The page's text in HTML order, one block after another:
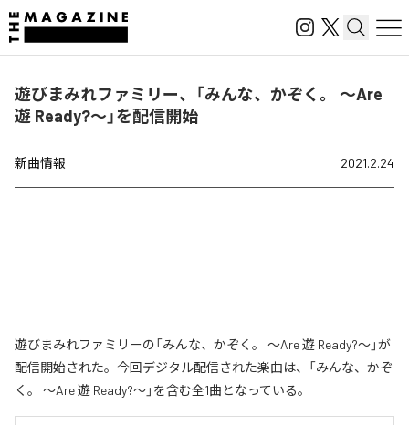
遊びまみれファミリー、「みんな、かぞく。 ～Are
遊 Ready?～」を配信開始
新曲情報 2021.2.24
遊びまみれファミリーの「みんな、かぞく。 ～Are 遊 Ready?～」が
配信開始された。今回デジタル配信された楽曲は、「みんな、かぞ
く。 ～Are 遊 Ready?～」を含む全1曲となっている。